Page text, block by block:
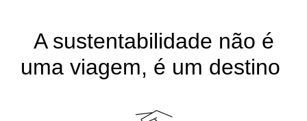
A sustentabilidade não é
uma viagem, é um destino